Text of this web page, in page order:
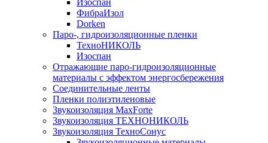
Изоспан
ФибраИзол
Dorken
Паро-, гидроизоляционные пленки
ТехноНИКОЛЬ
Изоспан
Отражающие паро-гидроизоляционные
материалы с эффектом энергосбережения
Соединительные ленты
Пленки полиэтиленовые
Звукоизоляция MaxForte
Звукоизоляция ТЕХНОНИКОЛЬ
Звукоизоляция ТехноСонус